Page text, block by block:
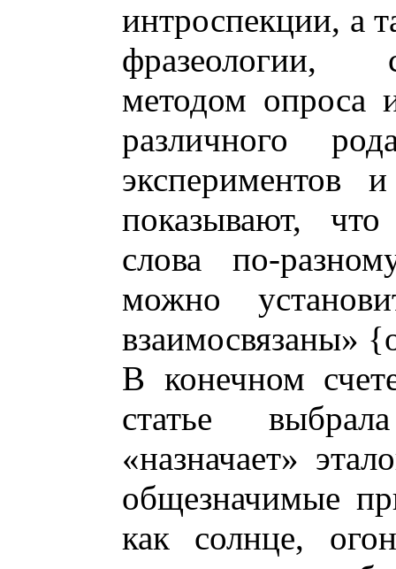
интроспекции, а
фразеологии,
методом опроса
различного
показывают,
слова по-
можно
взаимосвязаны»
В конечном
статье
«назначает»
общезначимые
как солнце,